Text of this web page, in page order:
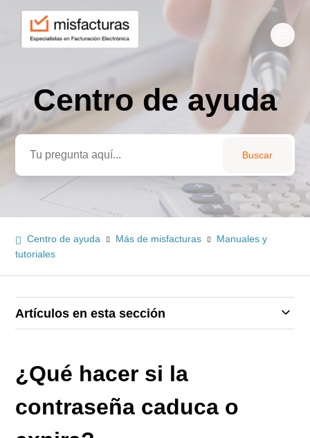
Búsqueda
Centro de ayuda
Centro de ayuda Más de misfacturas
Manuales y
tutoriales
Artículos en esta sección
¿Qué hacer si la
contraseña caduca o